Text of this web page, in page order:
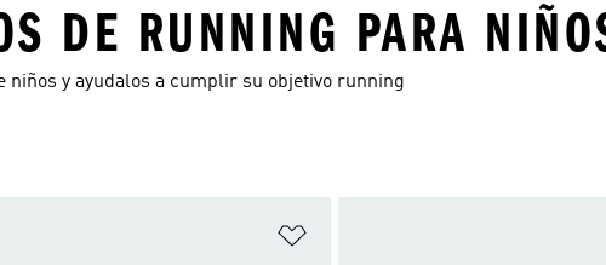
DE RUNNING PARA
niños y ayudalos a cumplir su objetivo running